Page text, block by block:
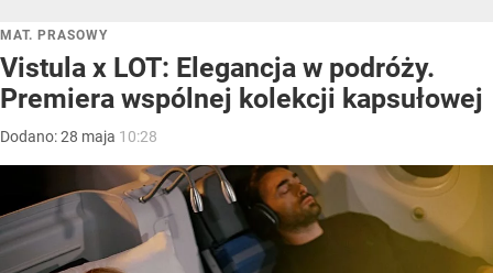
MAT. PRASOWY
Vistula x LOT: Elegancja w podróży.
Premiera wspólnej kolekcji kapsułowej
Dodano:28 maja 10:28